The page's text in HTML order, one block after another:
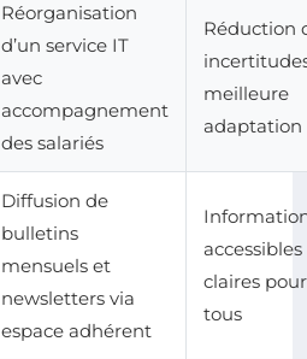
Réorganisation
d’un service IT
avec
accompagnement
des salariés
Réduction
meilleure
adaptation
Diffusion de
bulletins
mensuels et
newsletters via
espace adhérent
claires pour
tous